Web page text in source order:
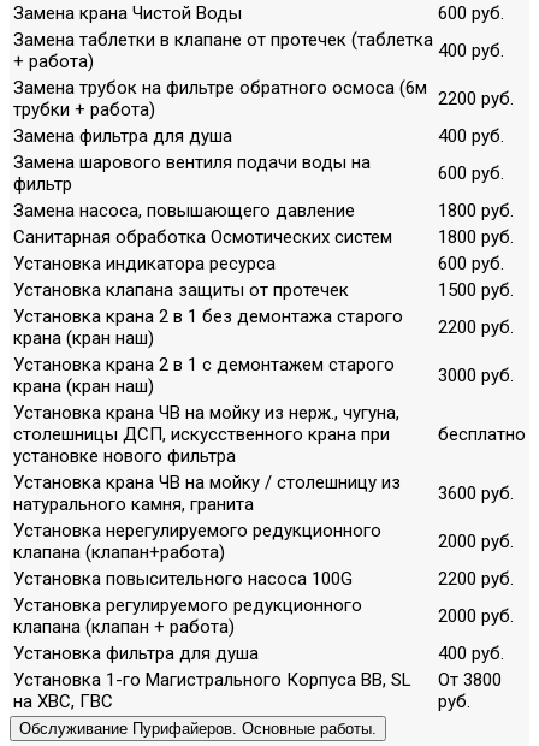
Замена крана Чистой Воды
600 руб.
Замена таблетки в клапане от протечек (таблетка
+ работа)
400 руб.
Замена трубок на фильтре обратного осмоса (6м
трубки + работа)
2200 руб.
Замена фильтра для душа
400 руб.
Замена шарового вентиля подачи воды на
фильтр
600 руб.
Замена насоса, повышающего давление
1800 руб.
Санитарная обработка Осмотических систем
1800 руб.
Установка индикатора ресурса
600 руб.
Установка клапана защиты от протечек
1500 руб.
Установка крана 2 в 1 без демонтажа старого
крана (кран наш)
2200 руб.
Установка крана 2 в 1 с демонтажем старого
крана (кран наш)
3000 руб.
Установка крана ЧВ на мойку из нерж., чугуна,
столешницы ДСП, искусственного крана при
установке нового фильтра
бесплатно
Установка крана ЧВ на мойку / столешницу из
натурального камня, гранита
3600 руб.
Установка нерегулируемого редукционного
клапана (клапан+работа)
2000 руб.
Установка повысительного насоса 100G
2200 руб.
Установка регулируемого редукционного
клапана (клапан + работа)
2000 руб.
Установка фильтра для душа
400 руб.
Установка 1-го Магистрального Корпуса ВВ, SL
на ХВС, ГВС
От 3800
руб.
Обслуживание Пурифайеров. Основные работы.